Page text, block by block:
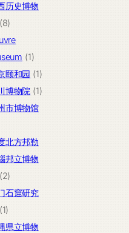
历史博物
88
个
产
品
11
个
产
品
颐和园 11
个
产
博物院 11
个
市博物馆
北方邦勒
邦立博物
22
个
产
品
石窟研究
11
个
県立博物